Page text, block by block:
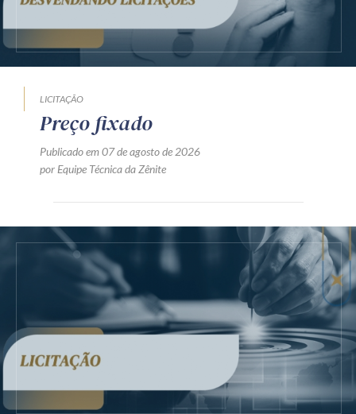
LICITAÇÃO
Preço fixado
Publicado em 07 de agosto de 2026
por Equipe Técnica da Zênite